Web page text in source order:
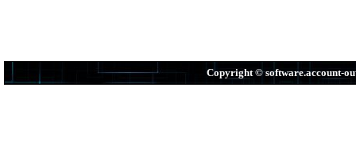
Copyright © software.account-